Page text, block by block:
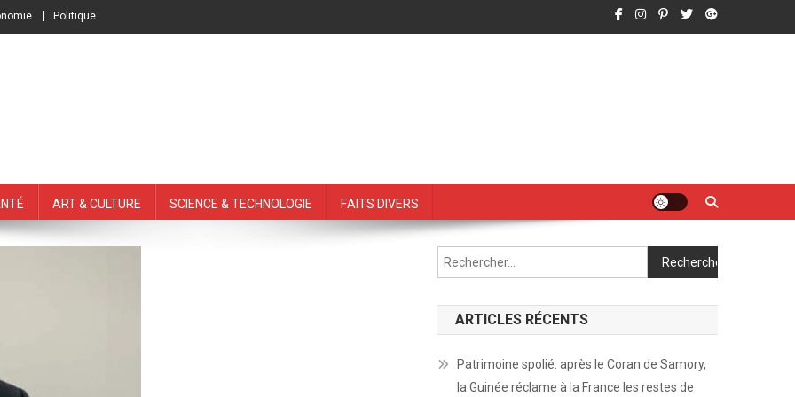
Politique
Art & Culture Science & Technologie Faits Divers
Rechercher :
ARTICLES RÉCENTS
Patrimoine spolié: après le Coran de Samory,
la Guinée réclame à la France les restes de